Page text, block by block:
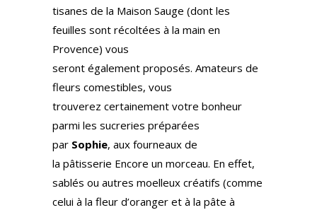
tisanes de la Maison Sauge (dont les
feuilles sont récoltées à la main en
Provence) vous
seront également proposés. Amateurs de
fleurs comestibles, vous
trouverez certainement votre bonheur
parmi les sucreries préparées
par Sophie, aux fourneaux de
la pâtisserie Encore un morceau. En effet,
sablés ou autres moelleux créatifs (comme
celui à la fleur d’oranger et à la pâte à